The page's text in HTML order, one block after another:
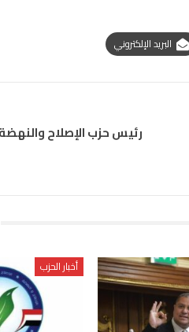
البريد الإلكتروني
رئيس حزب الإصلاح
أخبار الحزب